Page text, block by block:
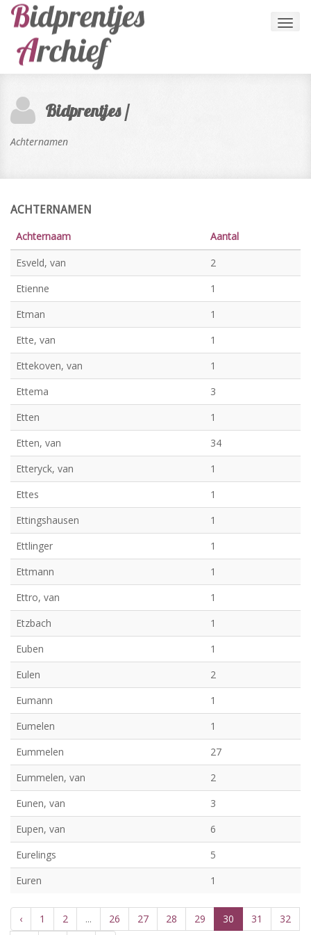
Bidprentjes /
Achternamen
ACHTERNAMEN
Achternaam
Aantal
Esveld, van
2
Etienne
1
Etman
1
Ette, van
1
Ettekoven, van
1
Ettema
3
Etten
1
Etten, van
34
Etteryck, van
1
Ettes
1
Ettingshausen
1
Ettlinger
1
Ettmann
1
Ettro, van
1
Etzbach
1
Euben
1
Eulen
2
Eumann
1
Eumelen
1
Eummelen
27
Eummelen, van
2
Eunen, van
3
Eupen, van
6
Eurelings
5
Euren
1
‹ 1 2 ... 26 27 28 29 30 31 32